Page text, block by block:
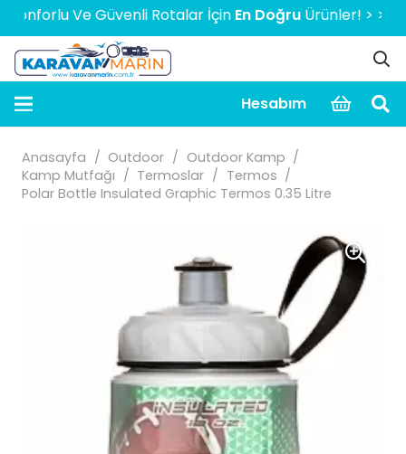
Ve Güvenli Rotalar İçin En DoğruÜrünler! > > > > >
Hesabım
Anasayfa / Outdoor / Outdoor Kamp /
Kamp Mutfağı / Termoslar / Termos /
Polar Bottle Insulated Graphic Termos 0.35 Litre